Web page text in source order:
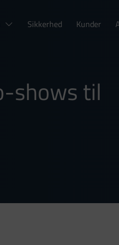
Sikkerhed Kunder
shows til